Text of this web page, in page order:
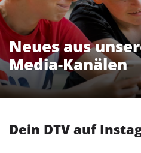
Neues aus
Media-Kanälen
Dein DTV auf